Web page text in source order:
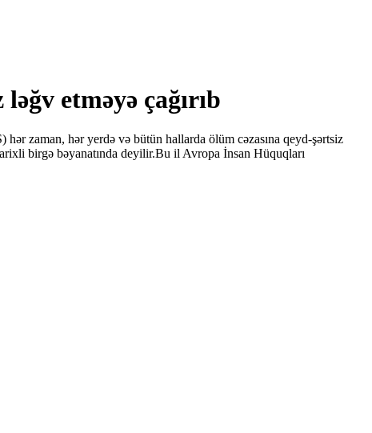
etməyə çağırıb
zaman, hər yerdə və bütün hallarda ölüm cəzasına qeyd-şərtsiz
birgə bəyanatında deyilir.Bu il Avropa İnsan Hüquqları